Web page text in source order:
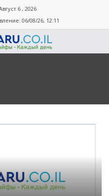
6 , 2026
06/08/26, 12:11